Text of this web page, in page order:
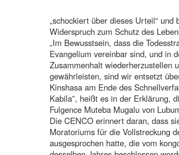
„schockiert über dieses Urteil“ und
Widerspruch zum Schutz des
„Im Bewusstsein, dass die
Evangelium vereinbar sind, und in
Zusammenhalt wiederherzustellen
gewährleisten, sind wir entsetzt
Kinshasa am Ende des
Kabila”, heißt es in der Erklärung,
Fulgence Muteba Mugalu von
Die CENCO erinnert daran, dass
Moratoriums für die Vollstreckung
ausgesprochen hatte, die vom